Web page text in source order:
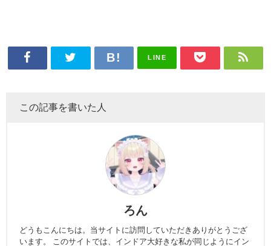
LINE
この記事を書いた人
ろん
どうもこんにちは。当サイトに訪問していただきありがとうござ
います。 このサイトでは、インドア大好きな私が同じようにイン